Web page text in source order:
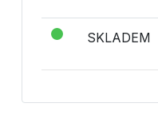
SKLADEM